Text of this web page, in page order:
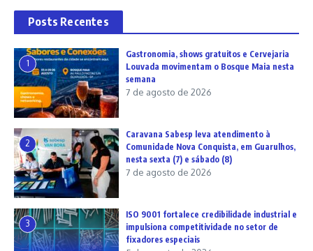
Posts Recentes
1
Gastronomia, shows gratuitos e Cervejaria
Louvada movimentam o Bosque Maia nesta
semana
7 de agosto de 2026
2
Caravana Sabesp leva atendimento à
Comunidade Nova Conquista, em Guarulhos,
nesta sexta (7) e sábado (8)
7 de agosto de 2026
3
ISO 9001 fortalece credibilidade industrial e
impulsiona competitividade no setor de
fixadores especiais